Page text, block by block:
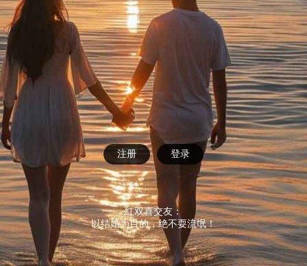
注册 登录
红双喜交友：
以结婚为目的，绝不耍流氓！